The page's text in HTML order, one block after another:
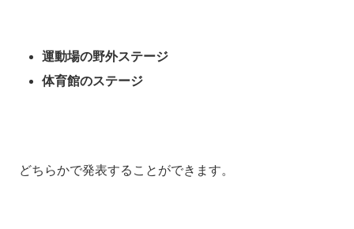
運動場の野外ステージ
体育館のステージ
どちらかで発表することができます。